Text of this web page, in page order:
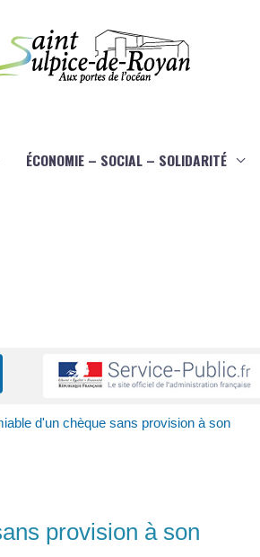
ÉCONOMIE – SOCIAL – SOLIDARITÉ
d'un chèque sans provision à son
provision à son